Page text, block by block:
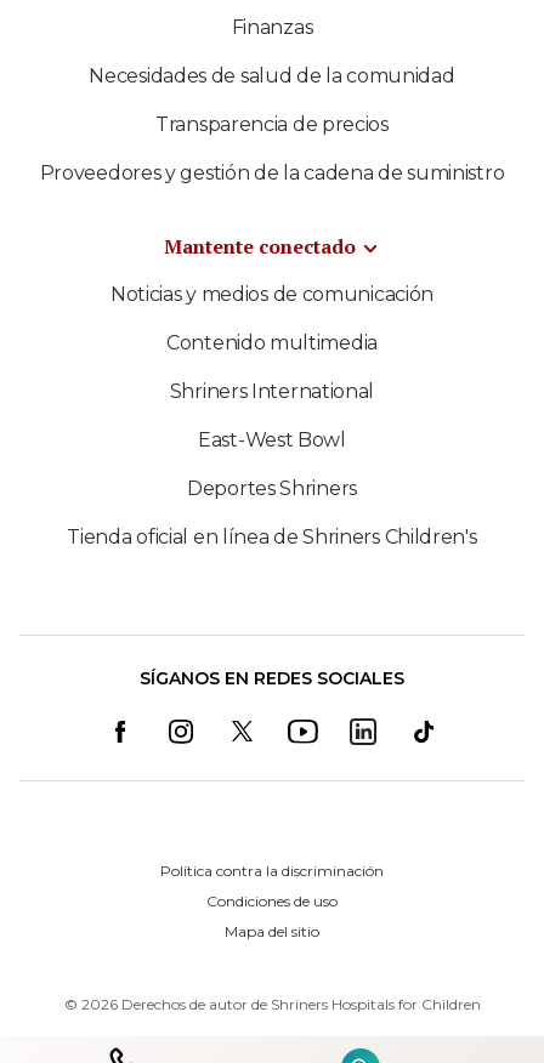
Finanzas
Necesidades de salud de la comunidad
Transparencia de precios
Proveedores y gestión de la cadena de suministro
Mantente conectado
Noticias y medios de comunicación
Contenido multimedia
Shriners International
East-West Bowl
Deportes Shriners
Tienda oficial en línea de Shriners Children's
SÍGANOS EN REDES SOCIALES
Política contra la discriminación
Condiciones de uso
Mapa del sitio
© 2026 Derechos de autor de Shriners Hospitals for Children